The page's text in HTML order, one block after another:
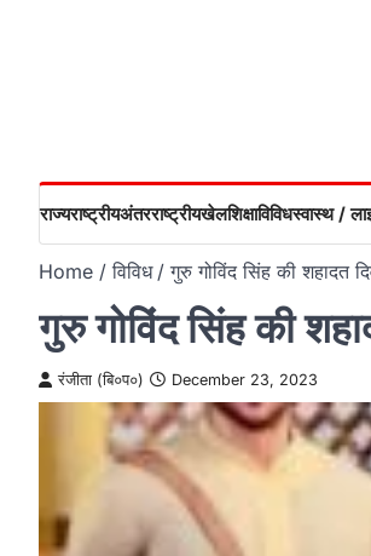
राज्यराष्ट्रीयअंतरराष्ट्रीयखेलशिक्षाविविधस्वास्थ /
Home विविध गुरु गोविंद सिंह की शहादत
गुरु गोविंद सिंह की
रंजीता (बि०प०) December 23, 2023